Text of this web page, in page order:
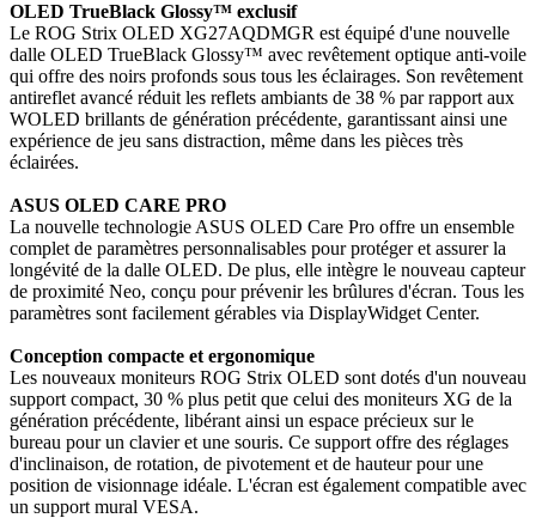
OLED TrueBlack Glossy™ exclusif
Le ROG Strix OLED XG27AQDMGR est équipé d'une nouvelle
dalle OLED TrueBlack Glossy™ avec revêtement optique anti-voile
qui offre des noirs profonds sous tous les éclairages. Son revêtement
antireflet avancé réduit les reflets ambiants de 38 % par rapport aux
WOLED brillants de génération précédente, garantissant ainsi une
expérience de jeu sans distraction, même dans les pièces très
éclairées.
ASUS OLED CARE PRO
La nouvelle technologie ASUS OLED Care Pro offre un ensemble
complet de paramètres personnalisables pour protéger et assurer la
longévité de la dalle OLED. De plus, elle intègre le nouveau capteur
de proximité Neo, conçu pour prévenir les brûlures d'écran. Tous les
paramètres sont facilement gérables via DisplayWidget Center.
Conception compacte et ergonomique
Les nouveaux moniteurs ROG Strix OLED sont dotés d'un nouveau
support compact, 30 % plus petit que celui des moniteurs XG de la
génération précédente, libérant ainsi un espace précieux sur le
bureau pour un clavier et une souris. Ce support offre des réglages
d'inclinaison, de rotation, de pivotement et de hauteur pour une
position de visionnage idéale. L'écran est également compatible avec
un support mural VESA.